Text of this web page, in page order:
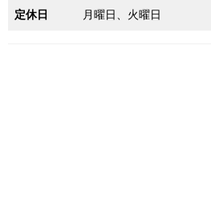
定休日 月曜日、火曜日